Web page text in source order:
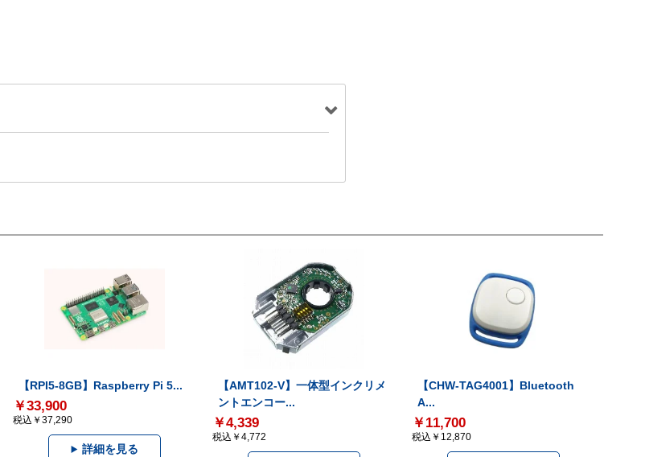
【RPI5-8GB】Raspberry Pi 5...
￥33,900
税込￥37,290
詳細を見る
【AMT102-V】一体型インクリメ
ントエンコー...
￥4,339
税込￥4,772
【CHW-TAG4001】Bluetooth
A...
￥11,700
税込￥12,870